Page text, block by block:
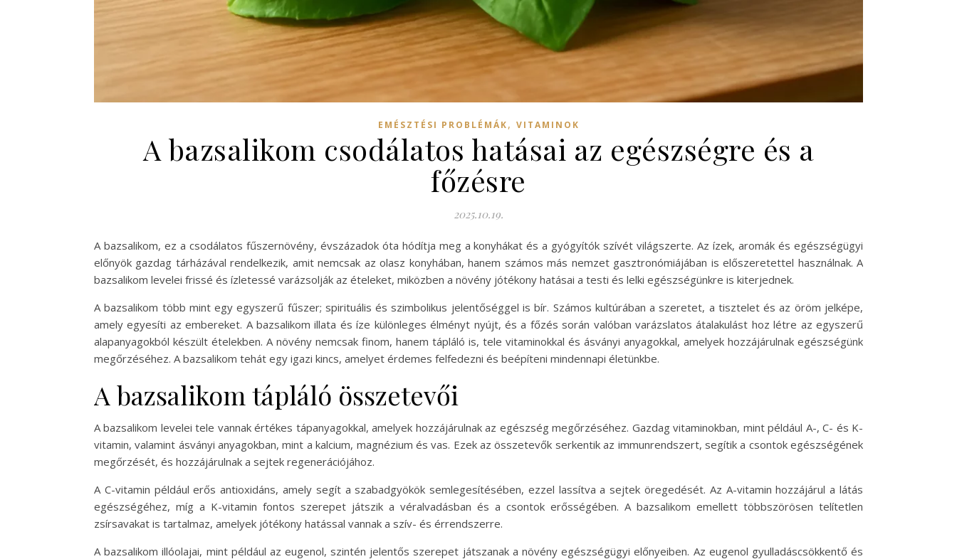
EMÉSZTÉSI PROBLÉMÁK, VITAMINOK
A bazsalikom csodálatos hatásai az egészségre és a
főzésre
2025.10.19.
A bazsalikom, ez a csodálatos fűszernövény, évszázadok óta hódítja meg a konyhákat és a gyógyítók szívét világszerte. Az ízek, aromák és egészségügyi
előnyök gazdag tárházával rendelkezik, amit nemcsak az olasz konyhában, hanem számos más nemzet gasztronómiájában is előszeretettel használnak. A
bazsalikom levelei frissé és ízletessé varázsolják az ételeket, miközben a növény jótékony hatásai a testi és lelki egészségünkre is kiterjednek.
A bazsalikom több mint egy egyszerű fűszer; spirituális és szimbolikus jelentőséggel is bír. Számos kultúrában a szeretet, a tisztelet és az öröm jelképe,
amely egyesíti az embereket. A bazsalikom illata és íze különleges élményt nyújt, és a főzés során valóban varázslatos átalakulást hoz létre az egyszerű
alapanyagokból készült ételekben. A növény nemcsak finom, hanem tápláló is, tele vitaminokkal és ásványi anyagokkal, amelyek hozzájárulnak egészségünk
megőrzéséhez. A bazsalikom tehát egy igazi kincs, amelyet érdemes felfedezni és beépíteni mindennapi életünkbe.
A bazsalikom tápláló összetevői
A bazsalikom levelei tele vannak értékes tápanyagokkal, amelyek hozzájárulnak az egészség megőrzéséhez. Gazdag vitaminokban, mint például A-, C- és K-
vitamin, valamint ásványi anyagokban, mint a kalcium, magnézium és vas. Ezek az összetevők serkentik az immunrendszert, segítik a csontok egészségének
megőrzését, és hozzájárulnak a sejtek regenerációjához.
A C-vitamin például erős antioxidáns, amely segít a szabadgyökök semlegesítésében, ezzel lassítva a sejtek öregedését. Az A-vitamin hozzájárul a látás
egészségéhez, míg a K-vitamin fontos szerepet játszik a véralvadásban és a csontok erősségében. A bazsalikom emellett többszörösen telítetlen
zsírsavakat is tartalmaz, amelyek jótékony hatással vannak a szív- és érrendszerre.
A bazsalikom illóolajai, mint például az eugenol, szintén jelentős szerepet játszanak a növény egészségügyi előnyeiben. Az eugenol gyulladáscsökkentő és